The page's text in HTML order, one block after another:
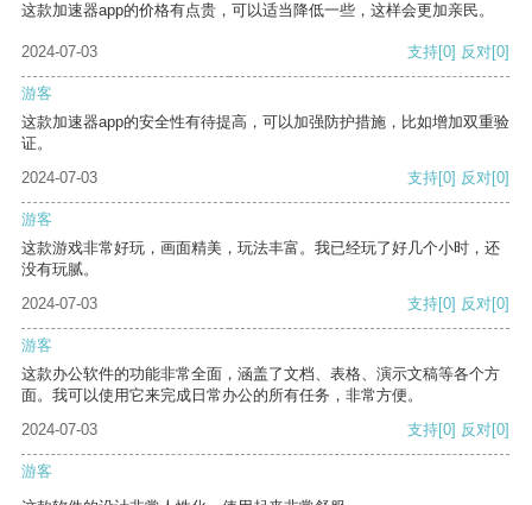
这款加速器app的价格有点贵，可以适当降低一些，这样会更加亲民。
2024-07-03 支持[0] 反对[0]
游客
这款加速器app的安全性有待提高，可以加强防护措施，比如增加双重验
证。
2024-07-03
支持[0] 反对[0]
游客
这款游戏非常好玩，画面精美，玩法丰富。我已经玩了好几个小时，还
没有玩腻。
2024-07-03
支持[0] 反对[0]
游客
这款办公软件的功能非常全面，涵盖了文档、表格、演示文稿等各个方
面。我可以使用它来完成日常办公的所有任务，非常方便。
2024-07-03
支持[0] 反对[0]
游客